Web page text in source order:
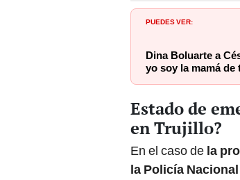
PUEDES VER:
Dina Boluarte a
yo soy la mamá de
Estado de
en Trujillo?
En el caso de la
la Policía